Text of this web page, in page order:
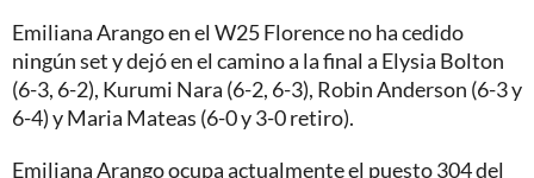
Emiliana Arango en el W25 Florence no ha cedido
ningún set y dejó en el camino a la final a Elysia Bolton
(6-3, 6-2), Kurumi Nara (6-2, 6-3), Robin Anderson (6-3 y
6-4) y Maria Mateas (6-0 y 3-0 retiro).
Emiliana Arango ocupa actualmente el puesto 304 del